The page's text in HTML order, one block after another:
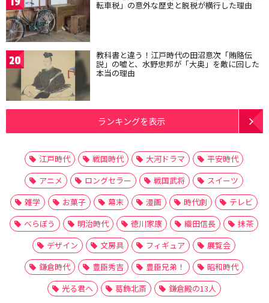
転車税」の意外な歴史と脱税が横行した理由
20 教科書と違う！江戸時代の田沼意次「賄賂伝
説」の嘘と、水野忠邦が「大奥」を敵に回した
本当の理由
ランキングを表示
江戸時代 戦国時代 大河ドラマ
平安時代
アニメ
ロングセラー 戦国武将
スイーツ
雑学
お菓子 幕末 漫画 時代劇
テレビ
べらぼう
明治時代 徳川家康 織田信長
抹茶
デザイン
文房具 フィギュア
展覧会
鎌倉時代
豊臣秀吉 豊臣兄弟！
昭和時代
光る君へ
葛飾北斎 鎌倉殿の13人